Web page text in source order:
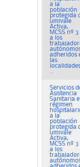
a la
población
protegida
umivale
Activa,
MCSS nº 3
a los
adheridos
las
localidades
...
Servicios
Asistencia
Sanitaria
régimen
a la
población
protegida
umivale
Activa,
MCSS nº 3
a los